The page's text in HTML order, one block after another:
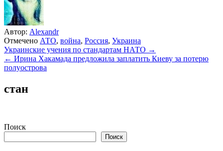
Автор: Alexandr
Отмечено АТО, война, Россия, Украина
Навигация
по
Украинские учения по стандартам НАТО →
← Ирина Хакамада предложила заплатить Киеву за потерю
полуострова
стан
Поиск
Поиск